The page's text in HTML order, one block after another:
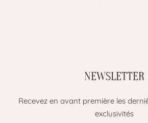
NEWSLETTER
Recevez en avant première les
exclusivités